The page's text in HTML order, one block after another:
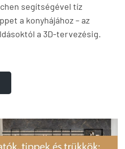
segítségével tíz
a konyhájához – az
a 3D-tervezésig.